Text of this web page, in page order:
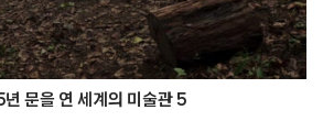
문을 연 세계의 미술관 5